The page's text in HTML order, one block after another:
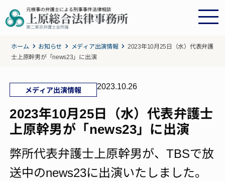
ホーム お知らせ メディア出演情報
2023年10月25日（水）代表弁護
士上原幹男が「news23」に出演
メディア出演情報 2023.10.26
2023年10月25日（水）代表弁護士
上原幹男が「news23」に出演
弊所代表弁護士上原幹男が、TBSで放
送中のnews23に出演いたしました。